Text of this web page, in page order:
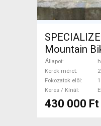
Mountain
teleszkópos
Állapot
Kerék méret
Fokozatok elöl
1
Keres / Kínál
430 000 Ft